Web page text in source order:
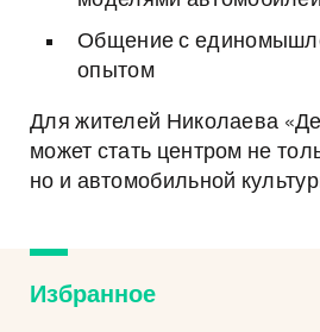
Общение с
опытом
Для жителей Николаева
может стать центром не
но и автомобильной
Избранное